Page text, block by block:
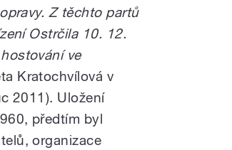
Z těchto partů
Ostrčila 10. 12.
ve
Kratochvílová v
2011). Uložení
předtím byl
organizace